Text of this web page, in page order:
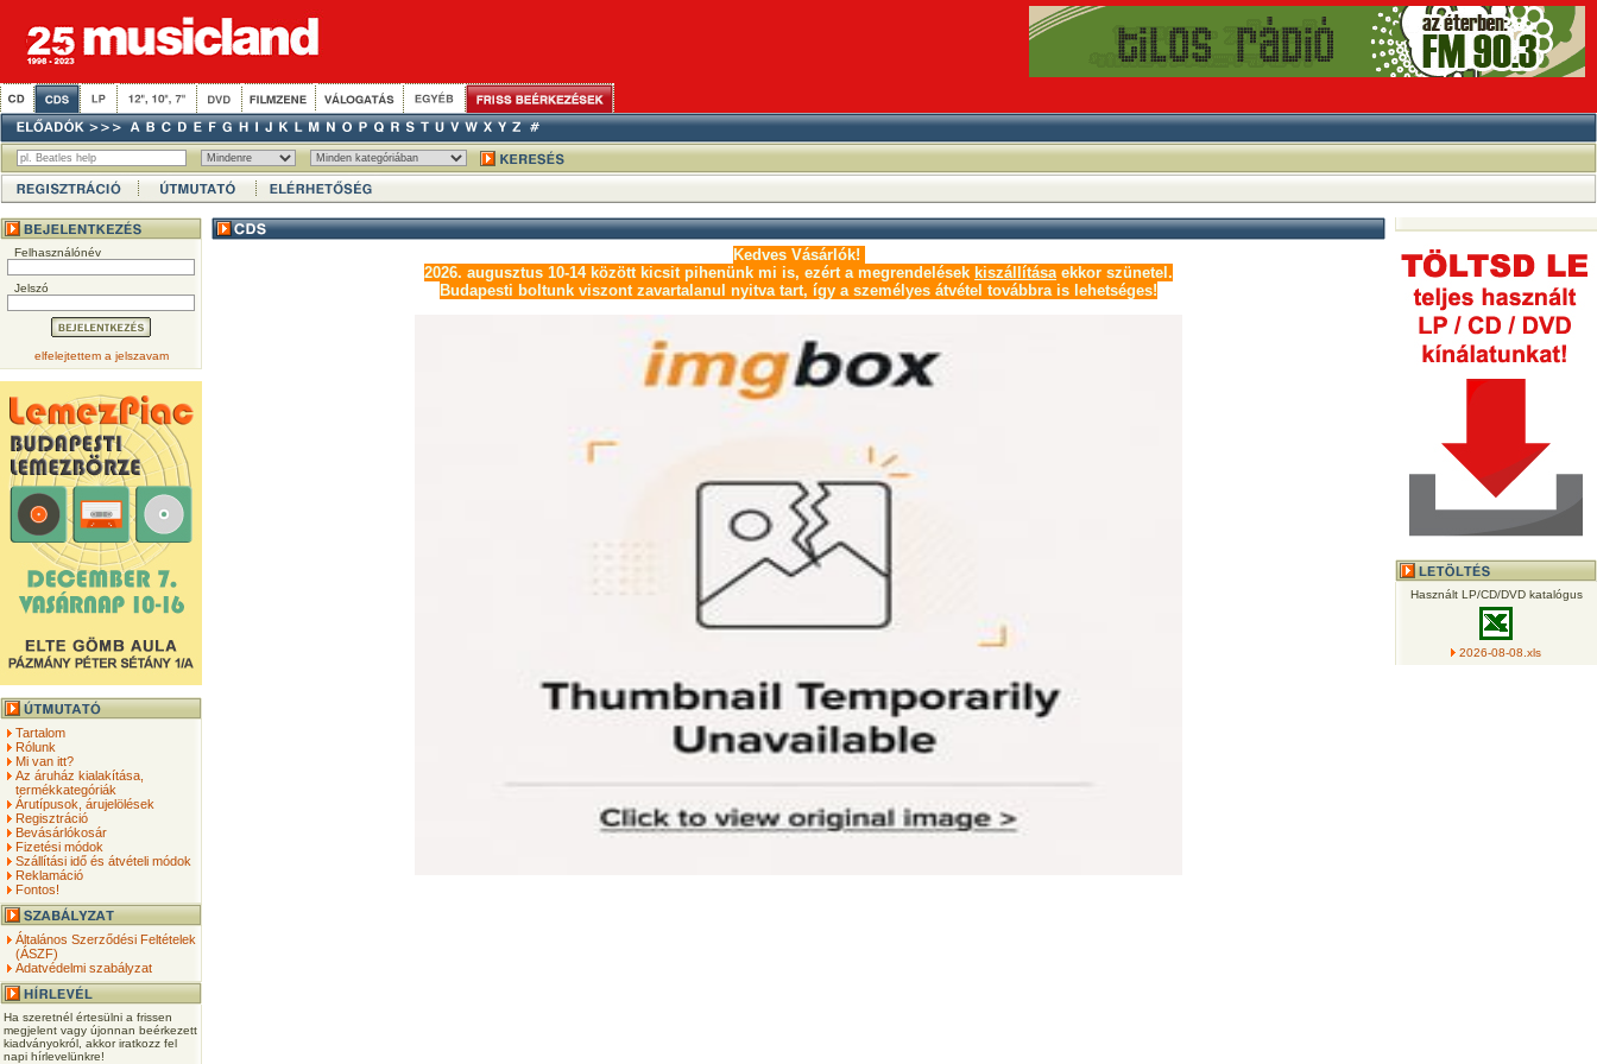
Felhasználónév
Jelszó
elfelejtettem a jelszavam
Tartalom
Rólunk
Mi van itt?
Az áruház kialakítása,
termékkategóriák
Árutípusok, árujelölések
Regisztráció
Bevásárlókosár
Fizetési módok
Szállítási idő és átvételi módok
Reklamáció
Fontos!
Általános Szerződési Feltételek
(ÁSZF)
Adatvédelmi szabályzat
Ha szeretnél értesülni a frissen
megjelent vagy újonnan beérkezett
kiadványokról, akkor iratkozz fel
napi hírlevelünkre!
Kedves Vásárlók!
2026. augusztus 10-14 között kicsit pihenünk mi is, ezért a megrendelések kiszállítása ekkor szünetel.
Budapesti boltunk viszont zavartalanul nyitva tart, így a személyes átvétel továbbra is lehetséges!
Használt LP/CD/DVD katalógus
2026-08-08.xls